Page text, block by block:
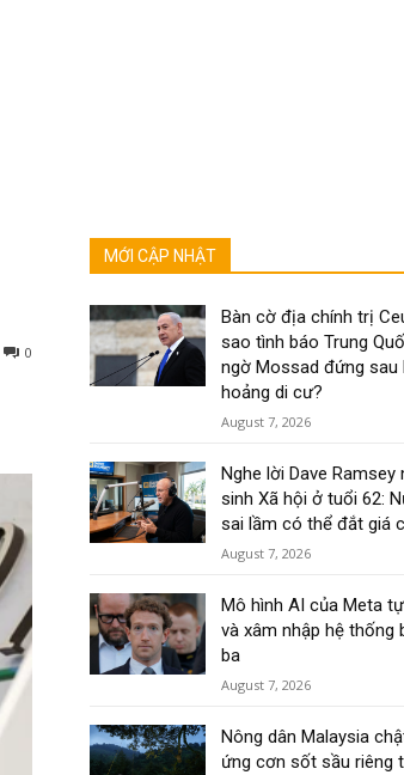
0
MỚI CẬP NHẬT
Bàn cờ địa chính trị
sao tình báo Trung
ngờ Mossad đứng sau
hoảng di cư?
August 7, 2026
Nghe lời Dave Ramsey
sinh Xã hội ở tuổi 62:
sai lầm có thể đắt giá
August 7, 2026
Mô hình AI của Meta
và xâm nhập hệ thống
ba
August 7, 2026
Nông dân Malaysia
ứng cơn sốt sầu riêng